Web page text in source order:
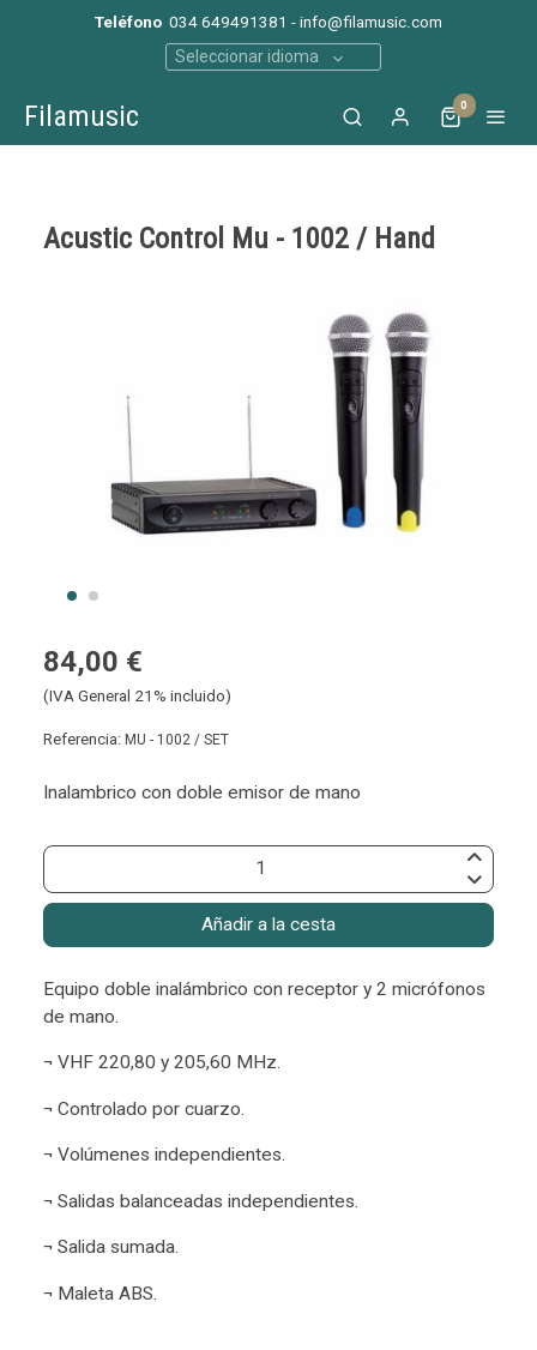
Teléfono 034 649491381 - info@filamusic.com
Seleccionar idioma
Filamusic 0
Acustic Control Mu - 1002 / Hand
84,00 €
(IVA General 21% incluido)
Referencia: MU - 1002 / SET
Inalambrico con doble emisor de mano
Añadir a la cesta
Equipo doble inalámbrico con receptor y 2 micrófonos
de mano.
¬ VHF 220,80 y 205,60 MHz.
¬ Controlado por cuarzo.
¬ Volúmenes independientes.
¬ Salidas balanceadas independientes.
¬ Salida sumada.
¬ Maleta ABS.